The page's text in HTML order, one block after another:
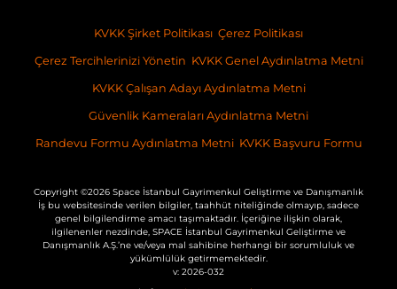
KVKK Şirket Politikası Çerez Politikası
Çerez Tercihlerinizi Yönetin KVKK Genel Aydınlatma Metni
KVKK Çalışan Adayı Aydınlatma Metni
Güvenlik Kameraları Aydınlatma Metni
Randevu Formu Aydınlatma Metni KVKK Başvuru Formu
Copyright ©2026 Space İstanbul Gayrimenkul Geliştirme ve Danışmanlık
İş bu websitesinde verilen bilgiler, taahhüt niteliğinde olmayıp, sadece
genel bilgilendirme amacı taşımaktadır. İçeriğine ilişkin olarak,
ilgilenenler nezdinde, SPACE İstanbul Gayrimenkul Geliştirme ve
Danışmanlık A.Ş.’ne ve/veya mal sahibine herhangi bir sorumluluk ve
yükümlülük getirmemektedir.
v: 2026-032